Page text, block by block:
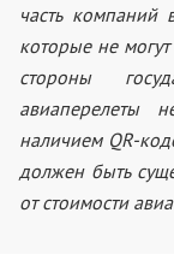
часть компаний
которые не
стороны
авиаперелеты
наличием QR-
должен быть
от стоимости